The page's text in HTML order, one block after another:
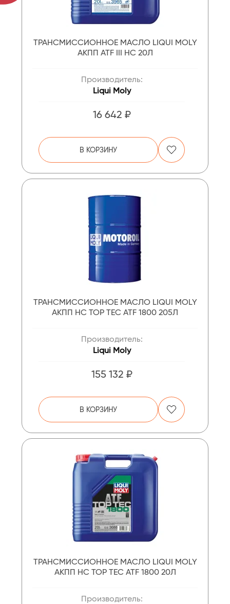
ТРАНСМИССИОННОЕ МАСЛО LIQUI MOLY
АКПП ATF III HC 20Л
Производитель:
Liqui Moly
16 642 ₽
В КОРЗИНУ
ТРАНСМИССИОННОЕ МАСЛО LIQUI MOLY
АКПП НС TOP TEC ATF 1800 205Л
Производитель:
Liqui Moly
155 132 ₽
В КОРЗИНУ
ТРАНСМИССИОННОЕ МАСЛО LIQUI MOLY
АКПП НС TOP TEC ATF 1800 20Л
Производитель: